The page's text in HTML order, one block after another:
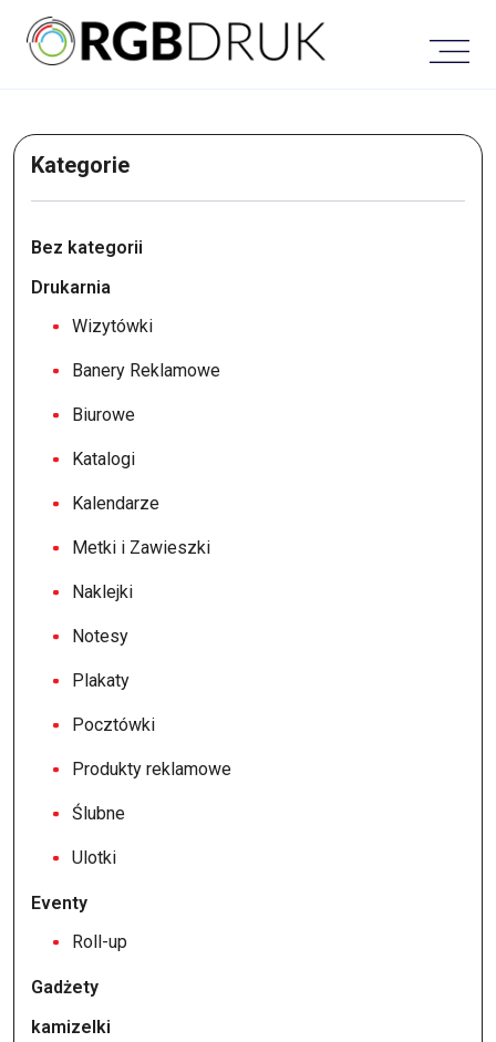
content
Kategorie
Bez kategorii
Drukarnia
Wizytówki
Banery Reklamowe
Biurowe
Katalogi
Kalendarze
Metki i Zawieszki
Naklejki
Notesy
Plakaty
Pocztówki
Produkty reklamowe
Ślubne
Ulotki
Eventy
Roll-up
Gadżety
kamizelki